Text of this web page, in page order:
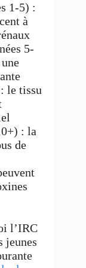
1-5) :
à
5-
le tissu
: la
de
l’IRC
jeunes